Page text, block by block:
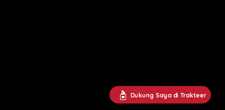
Dukung Saya di Trakteer